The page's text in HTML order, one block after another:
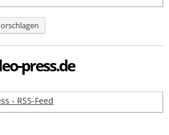
press.de
- RSS-Feed